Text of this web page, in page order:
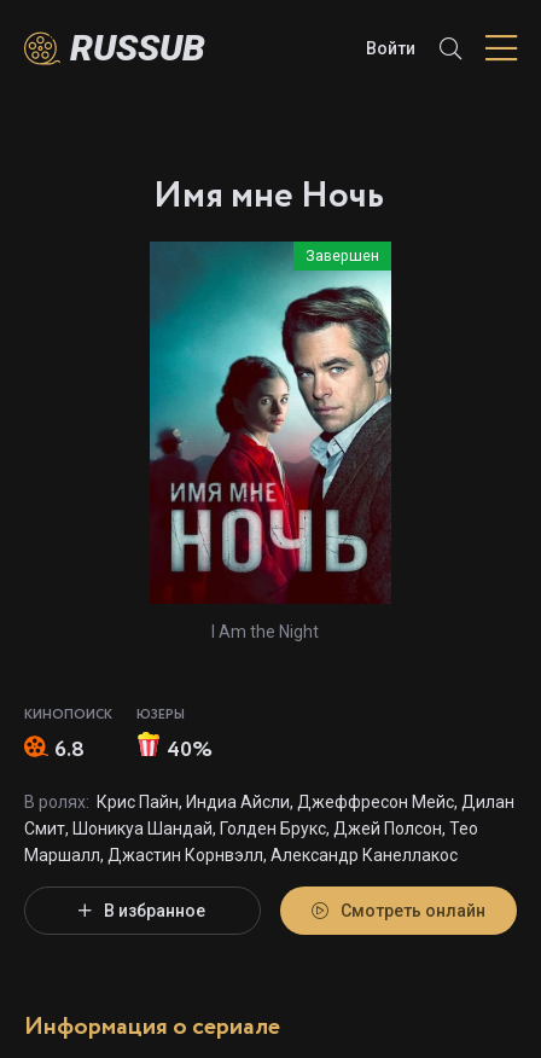
RUSSUB Войти
Имя мне Ночь
Завершен
I Am the Night
КИНОПОИСК
6.8
ЮЗЕРЫ
40%
В ролях: Крис Пайн, Индиа Айсли, Джеффресон Мейс, Дилан
Смит, Шоникуа Шандай, Голден Брукс, Джей Полсон, Тео
Маршалл, Джастин Корнвэлл, Александр Канеллакос
В избранное Смотреть онлайн
Информация о сериале